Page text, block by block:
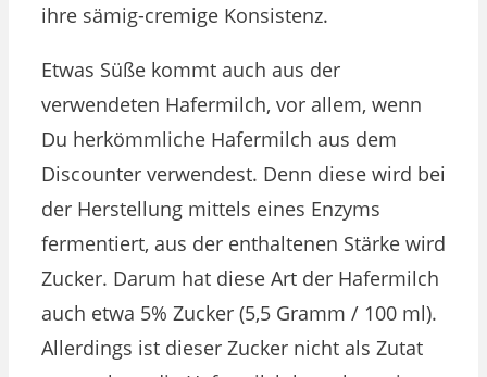
ihre sämig-cremige Konsistenz.
Etwas Süße kommt auch aus der
verwendeten Hafermilch, vor allem, wenn
Du herkömmliche Hafermilch aus dem
Discounter verwendest. Denn diese wird bei
der Herstellung mittels eines Enzyms
fermentiert, aus der enthaltenen Stärke wird
Zucker. Darum hat diese Art der Hafermilch
auch etwa 5% Zucker (5,5 Gramm / 100 ml).
Allerdings ist dieser Zucker nicht als Zutat